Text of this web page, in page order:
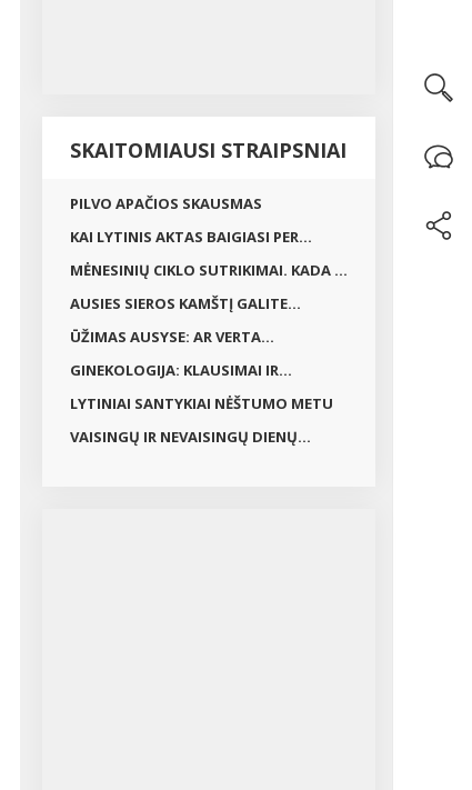
SKAITOMIAUSI STRAIPSNIAI
PILVO APAČIOS SKAUSMAS
KAI LYTINIS AKTAS BAIGIASI PER...
MĖNESINIŲ CIKLO SUTRIKIMAI. KADA ...
AUSIES SIEROS KAMŠTĮ GALITE...
ŪŽIMAS AUSYSE: AR VERTA...
GINEKOLOGIJA: KLAUSIMAI IR...
LYTINIAI SANTYKIAI NĖŠTUMO METU
VAISINGŲ IR NEVAISINGŲ DIENŲ...